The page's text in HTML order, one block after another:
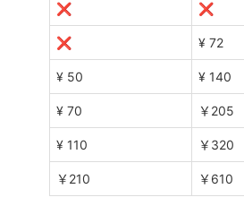
❌ ❌
❌ ¥ 72
¥ 50 ¥ 140
¥ 70 ￥205
¥ 110 ￥320
￥210 ￥610